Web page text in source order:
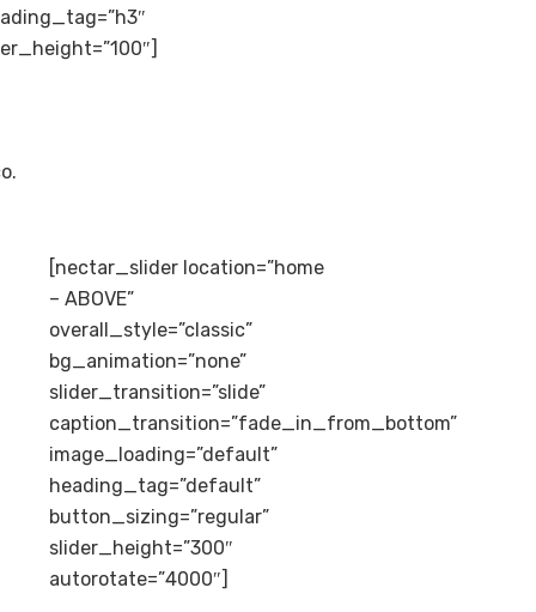
[nectar_slider location=”home
– ABOVE”
overall_style=”classic”
bg_animation=”none”
slider_transition=”slide”
caption_transition=”fade_in_from_bottom”
image_loading=”default”
heading_tag=”default”
button_sizing=”regular”
slider_height=”300″
autorotate=”4000″]